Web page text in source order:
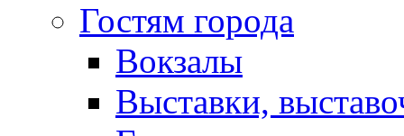
Гостям города
Вокзалы
Выставки,